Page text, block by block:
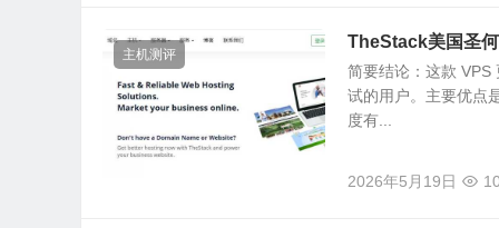
主机测评
TheStack美国圣
简要结论：这款 VPS
试的用户。主要优点
度有...
2026年5月19日